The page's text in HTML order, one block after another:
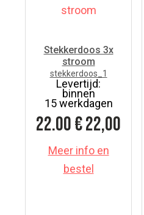
Stekkerdoos 3x
stroom
stekkerdoos_1
Levertijd:
binnen
15 werkdagen
22.00€ 22,00
Meer info en
bestel